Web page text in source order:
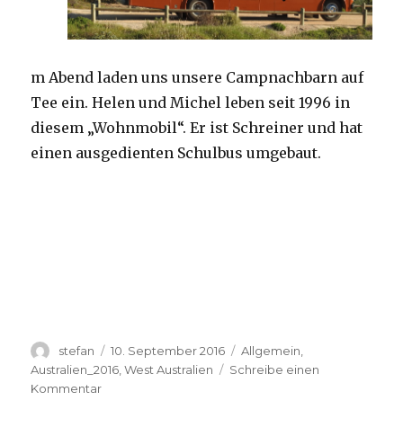
m Abend laden uns unsere Campnachbarn auf
Tee ein. Helen und Michel leben seit 1996 in
diesem „Wohnmobil“. Er ist Schreiner und hat
einen ausgedienten Schulbus umgebaut.
Autor
stefan
Veröffentlicht
am
10. September 2016 Kategorien
Allgemein
Australien_2016 ,West Australien
Schreibe einen
Kommentarzu